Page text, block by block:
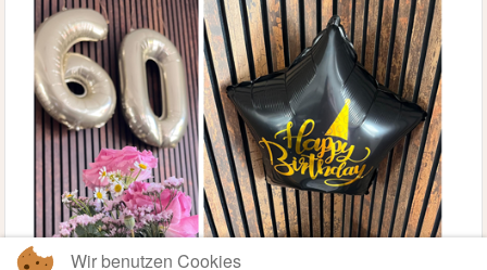
Wir benutzen Cookies